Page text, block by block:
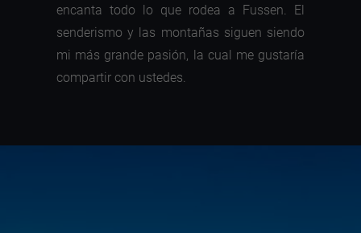
encanta todo lo que rodea a Fussen. El
senderismo y las montañas siguen siendo
mi más grande pasión, la cual me gustaría
compartir con ustedes.